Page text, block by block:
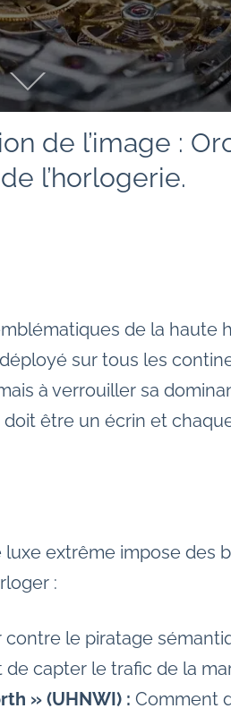
de l’image :
l’horlogerie.
de la haute
sur tous les
à verrouiller sa
être un écrin et
extrême impose des
:
contre le piratage
capter le trafic de la
» (UHNWI) : Comment